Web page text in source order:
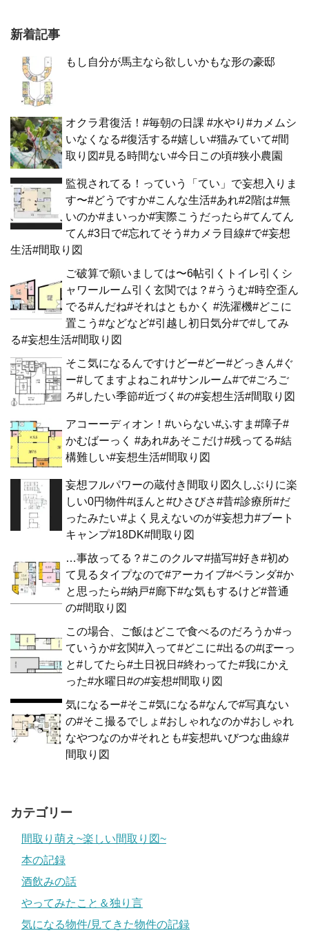
新着記事
もし自分が馬主なら欲しいかもな形の豪邸
オクラ君復活！#毎朝の日課 #水やり#カメムシ
いなくなる#復活する#嬉しい#猫みていて#間
取り図#見る時間ない#今日この頃#狭小農園
監視されてる！っていう「てい」で妄想入りま
す〜#どうですか#こんな生活#あれ#2階は#無
いのか#まいっか#実際こうだったら#てんてん
てん#3日で#忘れてそう#カメラ目線#で#妄想
生活#間取り図
ご破算で願いましては〜6帖引くトイレ引くシ
ャワールーム引く玄関では？#ううむ#時空歪ん
でる#んだね#それはともかく #洗濯機#どこに
置こう#などなど#引越し初日気分#で#してみ
る#妄想生活#間取り図
そこ気になるんですけどー#どー#どっきん#ぐ
ー#してますよねこれ#サンルーム#で#ごろご
ろ#したい季節#近づく#の#妄想生活#間取り図
アコーーディオン！#いらない#ふすま#障子#
かむばーっく #あれ#あそこだけ#残ってる#結
構難しい#妄想生活#間取り図
妄想フルパワーの蔵付き間取り図久しぶりに楽
しい0円物件#ほんと#ひさびさ#昔#診療所#だ
ったみたい#よく見えないのが#妄想力#ブート
キャンプ#18DK#間取り図
…事故ってる？#このクルマ#描写#好き#初め
て見るタイプなので#アーカイブ#ベランダ#か
と思ったら#納戸#廊下#な気もするけど#普通
の#間取り図
この場合、ご飯はどこで食べるのだろうか#っ
ていうか#玄関#入って#どこに#出るの#ぼーっ
と#してたら#土日祝日#終わってた#我にかえ
った#水曜日#の#妄想#間取り図
気になるー#そこ#気になる#なんで#写真ない
の#そこ撮るでしょ#おしゃれなのか#おしゃれ
なやつなのか#それとも#妄想#いびつな曲線#
間取り図
カテゴリー
間取り萌え~楽しい間取り図~
本の記録
酒飲みの話
やってみたこと＆独り言
気になる物件/見てきた物件の記録